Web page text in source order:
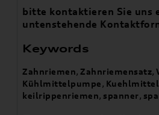
bitte kontaktieren Sie uns
untenstehende
Keywords
Zahnriemen,Zahnriemensatz,
Kühlmittelpumpe,
keilrippenriemen, spanner,